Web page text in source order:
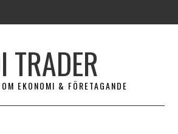
TRADER
EKONOMI & FÖRETAGANDE